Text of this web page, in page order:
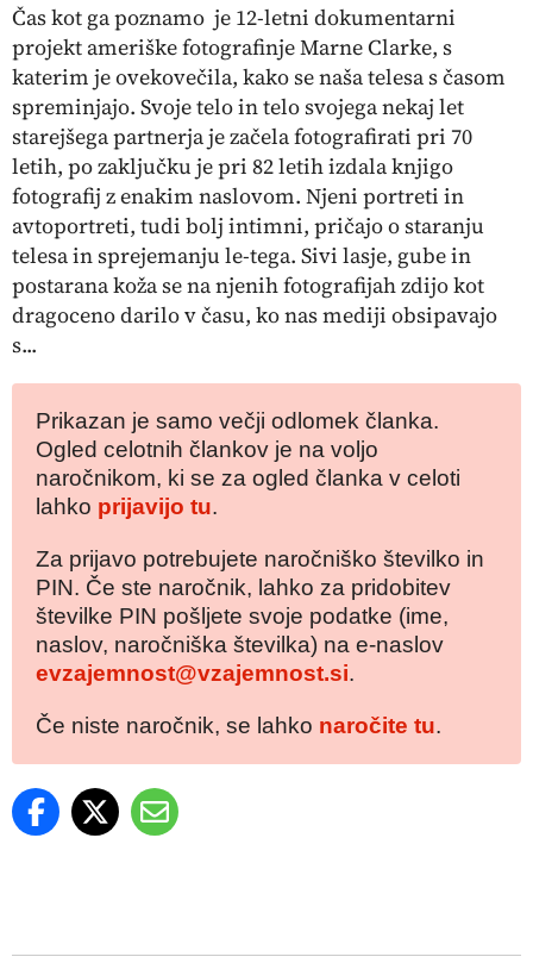
Čas kot ga poznamo je 12-letni dokumentarni
projekt ameriške fotografinje Marne Clarke, s
katerim je ovekovečila, kako se naša telesa s časom
spreminjajo. Svoje telo in telo svojega nekaj let
starejšega partnerja je začela fotografirati pri 70
letih, po zaključku je pri 82 letih izdala knjigo
fotografij z enakim naslovom. Njeni portreti in
avtoportreti, tudi bolj intimni, pričajo o staranju
telesa in sprejemanju le-tega. Sivi lasje, gube in
postarana koža se na njenih fotografijah zdijo kot
dragoceno darilo v času, ko nas mediji obsipavajo
s...
Prikazan je samo večji odlomek članka.
Ogled celotnih člankov je na voljo
naročnikom, ki se za ogled članka v celoti
lahko prijavijo tu.
Za prijavo potrebujete naročniško številko in
PIN. Če ste naročnik, lahko za pridobitev
številke PIN pošljete svoje podatke (ime,
naslov, naročniška številka) na e-naslov
evzajemnost@vzajemnost.si.
Če niste naročnik, se lahko naročite tu.